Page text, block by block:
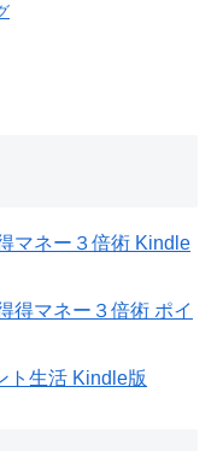
マネー３倍術 Kindle
得マネー３倍術 ポイ
ト生活 Kindle版